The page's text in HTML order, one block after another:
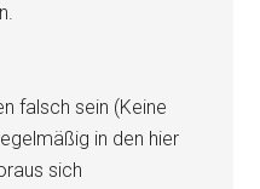
falsch sein (Keine
in den hier
sich